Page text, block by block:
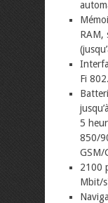
RAM,
Fi
5
850/
GSM/
2100
Mbit/